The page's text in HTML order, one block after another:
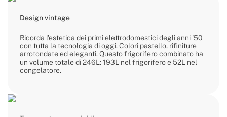
Design vintage
Ricorda l'estetica dei primi elettrodomestici degli anni '50
con tutta la tecnologia di oggi. Colori pastello, rifiniture
arrotondate ed eleganti. Questo frigorifero combinato ha
un volume totale di 246L: 193L nel frigorifero e 52L nel
congelatore.